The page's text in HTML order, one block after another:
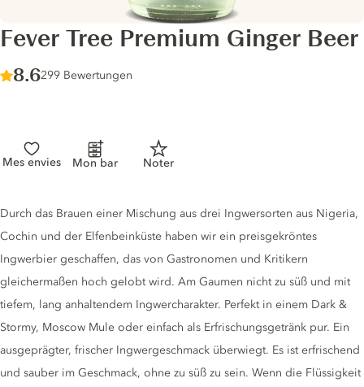
Fever Tree Premium Ginger Beer
Score :
8.6/ 10
299 Bewertungen
Mes envies Mon bar Noter
Tonic description
Durch das Brauen einer Mischung aus drei Ingwersorten aus Nigeria,
Cochin und der Elfenbeinküste haben wir ein preisgekröntes
Ingwerbier geschaffen, das von Gastronomen und Kritikern
gleichermaßen hoch gelobt wird. Am Gaumen nicht zu süß und mit
tiefem, lang anhaltendem Ingwercharakter. Perfekt in einem Dark &
Stormy, Moscow Mule oder einfach als Erfrischungsgetränk pur. Ein
ausgeprägter, frischer Ingwergeschmack überwiegt. Es ist erfrischend
und sauber im Geschmack, ohne zu süß zu sein. Wenn die Flüssigkeit